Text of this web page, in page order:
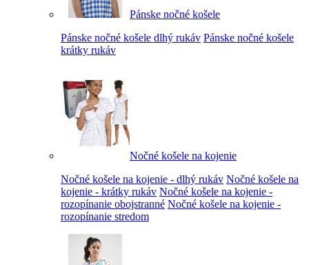
Pánske nočné košele
Pánske nočné košele dlhý rukáv Pánske nočné košele
krátky rukáv
Nočné košele na kojenie
Nočné košele na kojenie - dlhý rukáv Nočné košele na
kojenie - krátky rukáv Nočné košele na kojenie -
rozopínanie obojstranné Nočné košele na kojenie -
rozopínanie stredom